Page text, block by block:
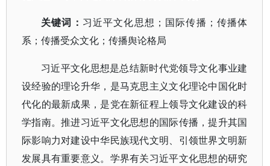
关键词： 习近平文化思想；国际传播；传播体
系；传播受众文化；传播舆论格局
习近平文化思想是总结新时代党领导文化事业建
设经验的理论升华，是马克思主义文化理论中国化时
代化的最新成果，是党在新征程上领导文化建设的科
学指南。推进习近平文化思想的国际传播，提升其国
际影响力对建设中华民族现代文明、引领世界文明新
发展具有重要意义。学界有关习近平文化思想的研究